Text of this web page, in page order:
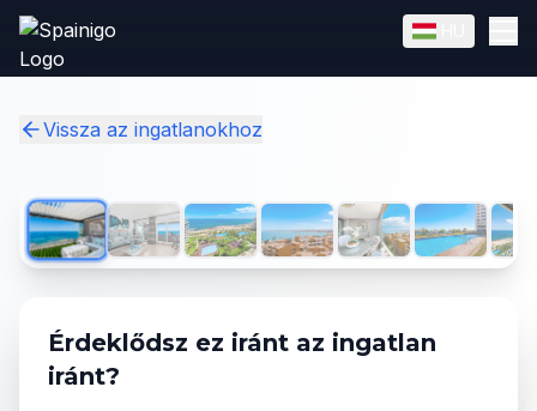
Skip to main content
Vissza az ingatlanokhoz
Érdeklődsz ez iránt az ingatlan
iránt?